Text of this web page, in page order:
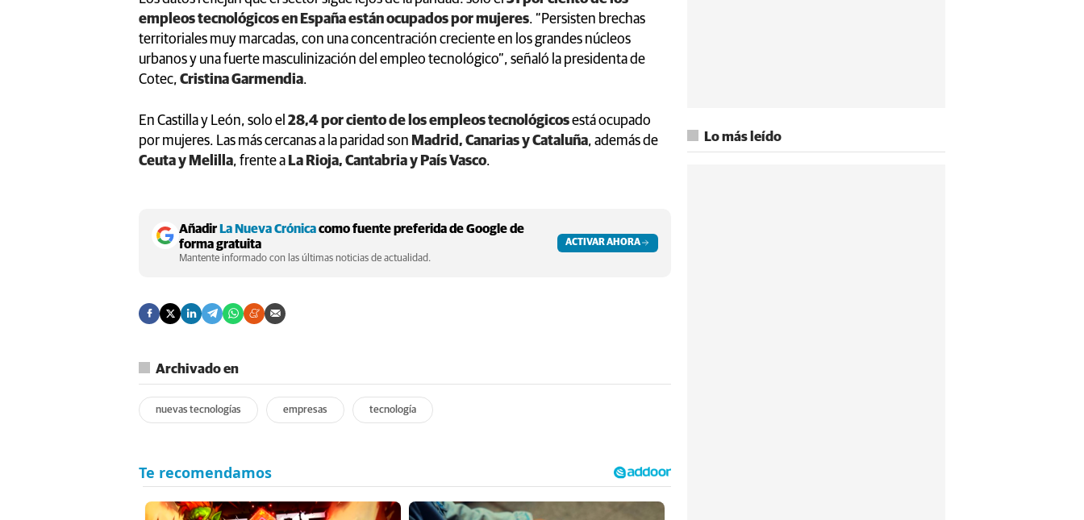
empleos tecnológicos en España están ocupados por mujeres. “Persisten brechas
territoriales muy marcadas, con una concentración creciente en los grandes núcleos
urbanos y una fuerte masculinización del empleo tecnológico”, señaló la presidenta de
Cotec, Cristina Garmendia.
En Castilla y León, solo el 28,4 por ciento de los empleos tecnológicosestá ocupado
por mujeres. Las más cercanas a la paridad son Madrid, Canarias y Cataluña, además de
Ceuta y Melilla, frente a La Rioja, Cantabria y País Vasco.
AñadirLa Nueva Crónicacomo fuente preferida de Google de
forma gratuita
Mantente informado con las últimas noticias de actualidad.
ACTIVAR AHORA
Archivado en
nuevas tecnologías empresas tecnología
Lo más leído